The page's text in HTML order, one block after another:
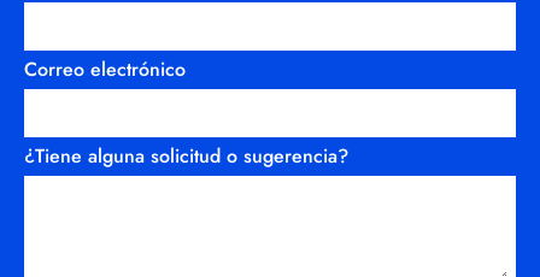
Correo electrónico
¿Tiene alguna solicitud o sugerencia?